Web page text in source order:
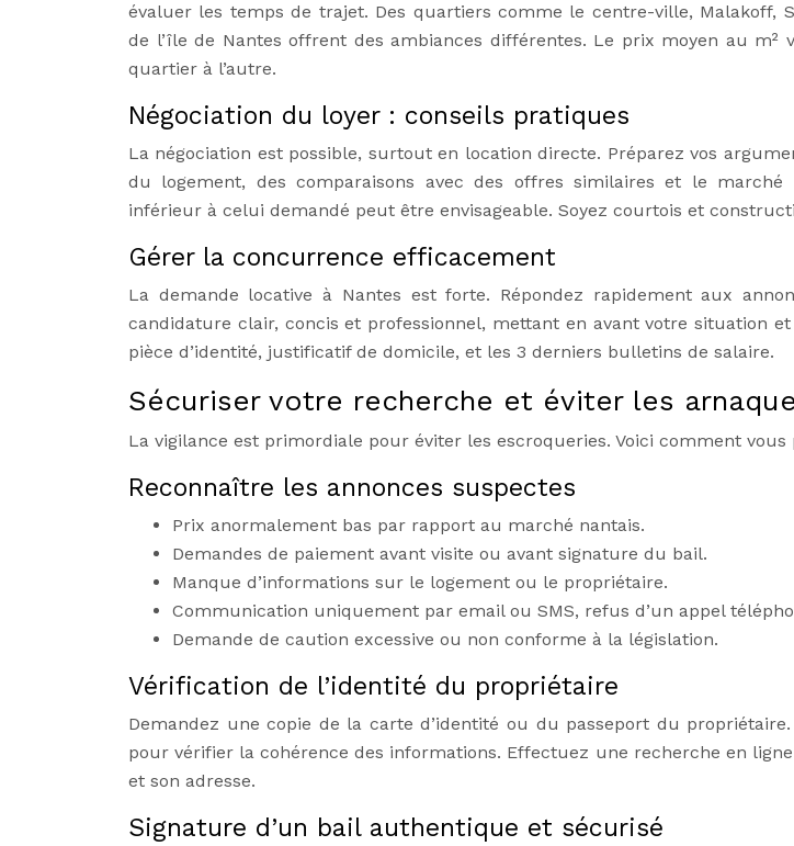
évaluer les temps de trajet. Des quartiers comme le centre-ville, Malakoff,
de l’île de Nantes offrent des ambiances différentes. Le prix moyen au m²
quartier à l’autre.
Négociation du loyer : conseils pratiques
La négociation est possible, surtout en location directe. Préparez vos
du logement, des comparaisons avec des offres similaires et le
inférieur à celui demandé peut être envisageable. Soyez courtois et
Gérer la concurrence efficacement
La demande locative à Nantes est forte. Répondez rapidement aux
candidature clair, concis et professionnel, mettant en avant votre situation
pièce d’identité, justificatif de domicile, et les 3 derniers bulletins de salaire.
Sécuriser votre recherche et éviter les
La vigilance est primordiale pour éviter les escroqueries. Voici comment vous
Reconnaître les annonces suspectes
Prix anormalement bas par rapport au marché nantais.
Demandes de paiement avant visite ou avant signature du bail.
Manque d’informations sur le logement ou le propriétaire.
Communication uniquement par email ou SMS, refus d’un appel
Demande de caution excessive ou non conforme à la législation.
Vérification de l’identité du propriétaire
Demandez une copie de la carte d’identité ou du passeport du
pour vérifier la cohérence des informations. Effectuez une recherche en
et son adresse.
Signature d’un bail authentique et sécurisé